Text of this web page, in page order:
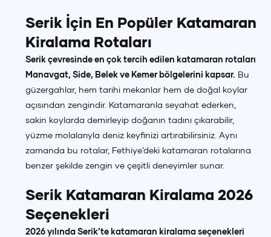
Serik İçin En Popüler Katamaran
Kiralama Rotaları
Serik çevresinde en çok tercih edilen katamaran rotaları
Manavgat, Side, Belek ve Kemer bölgelerini kapsar. Bu
güzergahlar, hem tarihi mekanlar hem de doğal koylar
açısından zengindir. Katamaranla seyahat ederken,
sakin koylarda demirleyip doğanın tadını çıkarabilir,
yüzme molalarıyla deniz keyfinizi artırabilirsiniz. Aynı
zamanda bu rotalar, Fethiye’deki katamaran rotalarına
benzer şekilde zengin ve çeşitli deneyimler sunar.
Serik Katamaran Kiralama 2026
Seçenekleri
2026 yılında Serik’te katamaran kiralama seçenekleri